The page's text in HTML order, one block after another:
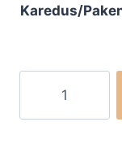
Karedus/
77